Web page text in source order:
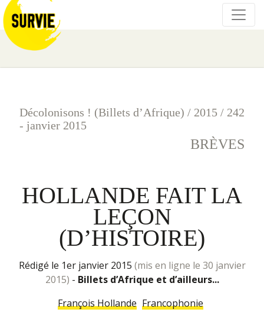
Décolonisons ! (Billets d’Afrique) / 2015 / 242
- janvier 2015
BRÈVES
HOLLANDE FAIT LA
LEÇON
(D’HISTOIRE)
rédigé le 1er janvier 2015 (mis en ligne le 30 janvier
2015) - Billets d’Afrique et d’ailleurs...
François Hollande Francophonie